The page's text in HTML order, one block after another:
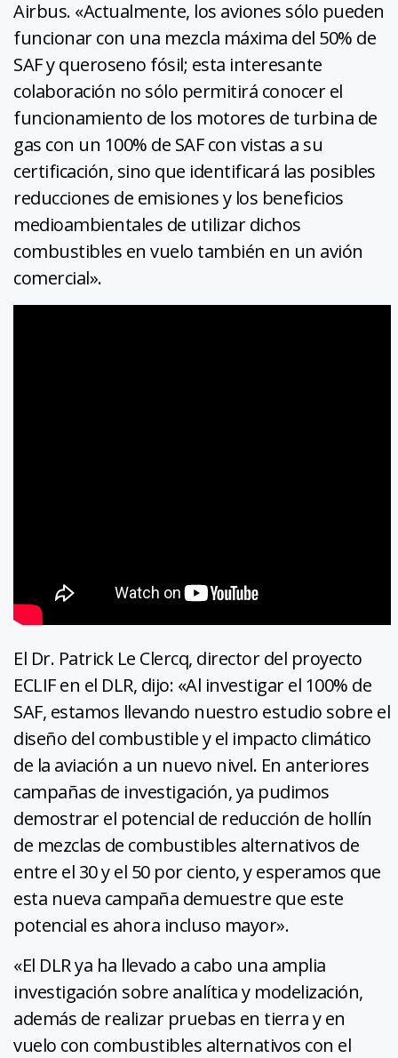
Airbus. «Actualmente, los aviones sólo pueden
funcionar con una mezcla máxima del 50% de
SAF y queroseno fósil; esta interesante
colaboración no sólo permitirá conocer el
funcionamiento de los motores de turbina de
gas con un 100% de SAF con vistas a su
certificación, sino que identificará las posibles
reducciones de emisiones y los beneficios
medioambientales de utilizar dichos
combustibles en vuelo también en un avión
comercial».
El Dr. Patrick Le Clercq, director del proyecto
ECLIF en el DLR, dijo: «Al investigar el 100% de
SAF, estamos llevando nuestro estudio sobre el
diseño del combustible y el impacto climático
de la aviación a un nuevo nivel. En anteriores
campañas de investigación, ya pudimos
demostrar el potencial de reducción de hollín
de mezclas de combustibles alternativos de
entre el 30 y el 50 por ciento, y esperamos que
esta nueva campaña demuestre que este
potencial es ahora incluso mayor».
«El DLR ya ha llevado a cabo una amplia
investigación sobre analítica y modelización,
además de realizar pruebas en tierra y en
vuelo con combustibles alternativos con el